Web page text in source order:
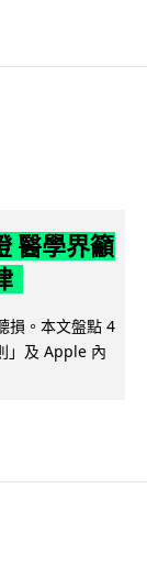
醫學界籲
損。本文盤點 4
」及 Apple 內